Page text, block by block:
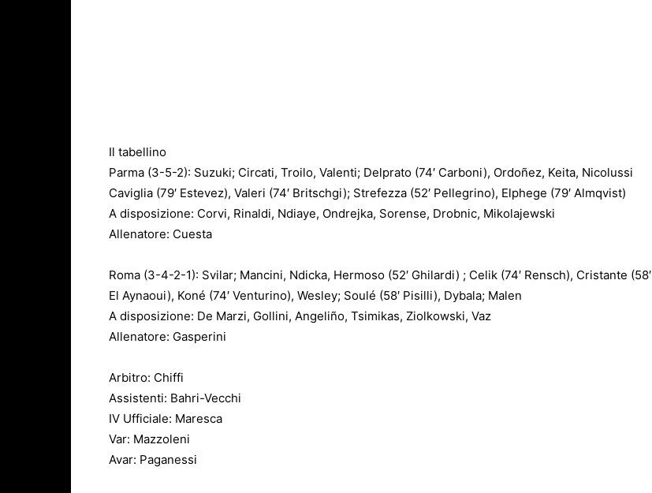
Il tabellino
Parma (3-5-2): Suzuki; Circati, Troilo, Valenti; Delprato (74′ Carboni), Ordoñez, Keita, Nicolussi
Caviglia (79′ Estevez), Valeri (74′ Britschgi); Strefezza (52′ Pellegrino), Elphege (79′ Almqvist)
A disposizione: Corvi, Rinaldi, Ndiaye, Ondrejka, Sorense, Drobnic, Mikolajewski
Allenatore: Cuesta
Roma (3-4-2-1): Svilar; Mancini, Ndicka, Hermoso (52′ Ghilardi) ; Celik (74′ Rensch), Cristante (58′
El Aynaoui), Koné (74′ Venturino), Wesley; Soulé (58′ Pisilli), Dybala; Malen
A disposizione: De Marzi, Gollini, Angeliño, Tsimikas, Ziolkowski, Vaz
Allenatore: Gasperini
Arbitro: Chiffi
Assistenti: Bahri-Vecchi
IV Ufficiale: Maresca
Var: Mazzoleni
Avar: Paganessi